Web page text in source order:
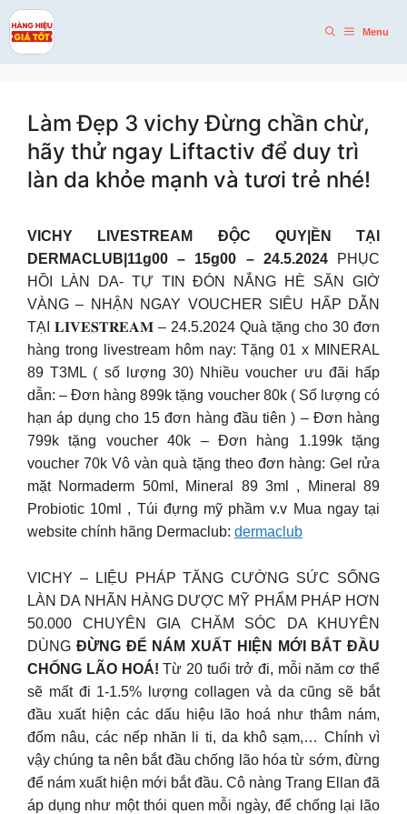
Skip
to
content
Menu
Làm Đẹp 3 vichy Đừng chần chừ,
hãy thử ngay Liftactiv để duy trì
làn da khỏe mạnh và tươi trẻ nhé!
VICHY LIVESTREAM ĐỘC QUY|ỀN TẠI
DERMACLUB|11g00 – 15g00 – 24.5.2024PHỤC
HỒI LÀN DA- TỰ TIN ĐÓN NẮNG HÈ SĂN GIỜ
VÀNG – NHẬN NGAY VOUCHER SIÊU HẤP DẪN
TẠI 𝐋𝐈𝐕𝐄𝐒𝐓𝐑𝐄𝐀𝐌 – 24.5.2024 Quà tặng cho 30 đơn
hàng trong livestream hôm nay: Tặng 01 x MINERAL
89 T3ML ( số lượng 30) Nhiều voucher ưu đãi hấp
dẫn: – Đơn hàng 899k tặng voucher 80k ( Số lượng có
hạn áp dụng cho 15 đơn hàng đầu tiên ) – Đơn hàng
799k tặng voucher 40k – Đơn hàng 1.199k tặng
voucher 70k Vô vàn quà tặng theo đơn hàng: Gel rửa
mặt Normaderm 50ml, Mineral 89 3ml , Mineral 89
Probiotic 10ml , Túi đựng mỹ phầm v.v Mua ngay tại
website chính hãng Dermaclub: dermaclub
VICHY – LIỆU PHÁP TĂNG CƯỜNG SỨC SỐNG
LÀN DA NHÃN HÀNG DƯỢC MỸ PHẨM PHÁP HƠN
50.000 CHUYÊN GIA CHĂM SÓC DA KHUYÊN
DÙNG ĐỪNG ĐỂ NÁM XUẤT HIỆN MỚI BẮT ĐẦU
CHỐNG LÃO HOÁ! Từ 20 tuổi trở đi, mỗi năm cơ thể
sẽ mất đi 1-1.5% lượng collagen và da cũng sẽ bắt
đầu xuất hiện các dấu hiệu lão hoá như thâm nám,
đốm nâu, các nếp nhăn li ti, da khô sạm,… Chính vì
vậy chúng ta nên bắt đầu chống lão hóa từ sớm, đừng
để nám xuất hiện mới bắt đầu. Cô nàng Trang Ellan đã
áp dụng như một thói quen mỗi ngày, để chống lại lão